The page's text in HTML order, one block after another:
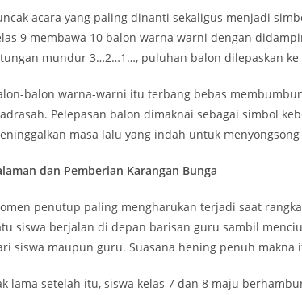
acara yang paling dinanti sekaligus menjadi
9 membawa 10 balon warna warni dengan
mundur 3…2…1…, puluhan balon dilepaskan ke
balon warna-warni itu terbang bebas
Pelepasan balon dimaknai sebagai simbol
masa lalu yang indah untuk
dan Pemberian Karangan Bunga
penutup paling mengharukan terjadi saat
siswa berjalan di depan barisan guru sambil
siswa maupun guru. Suasana hening penuh
lama setelah itu, siswa kelas 7 dan 8 maju